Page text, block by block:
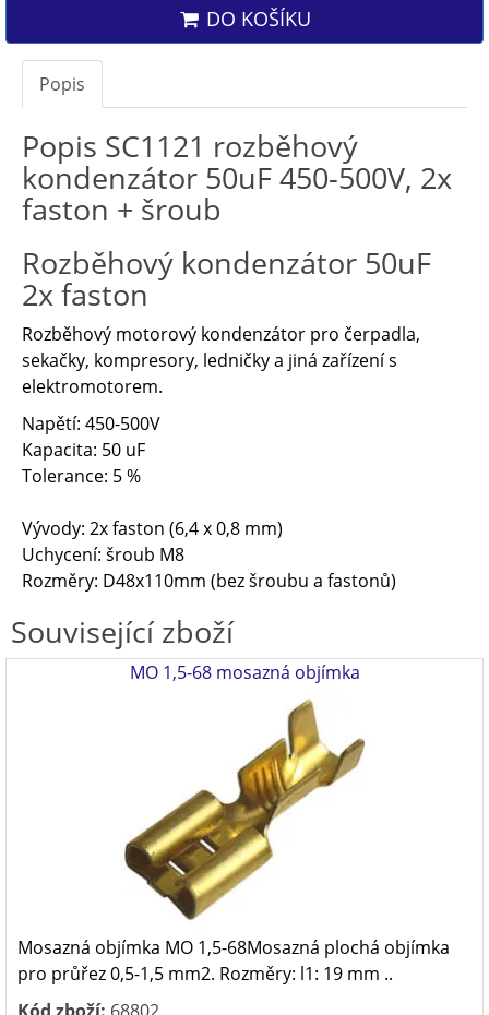
DO KOŠÍKU
Popis
Popis SC1121 rozběhový
kondenzátor 50uF 450-500V, 2x
faston + šroub
Rozběhový kondenzátor 50uF
2x faston
Rozběhový motorový kondenzátor pro čerpadla,
sekačky, kompresory, ledničky a jiná zařízení s
elektromotorem.
Napětí: 450-500V
Kapacita: 50 uF
Tolerance: 5 %
Vývody: 2x faston (6,4 x 0,8 mm)
Uchycení: šroub M8
Rozměry: D48x110mm (bez šroubu a fastonů)
Související zboží
MO 1,5-68 mosazná objímka
Mosazná objímka MO 1,5-68Mosazná plochá objímka
pro průřez 0,5-1,5 mm2. Rozměry: l1: 19 mm ..